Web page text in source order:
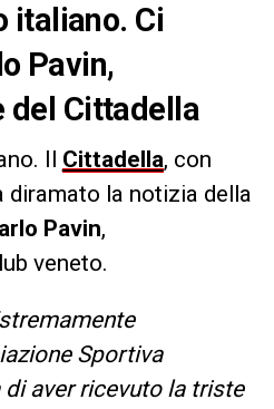
italiano. Ci
Pavin,
del Cittadella
Il Cittadella, con
diramato la notizia della
Pavin,
veneto.
Sportiva
aver ricevuto la triste